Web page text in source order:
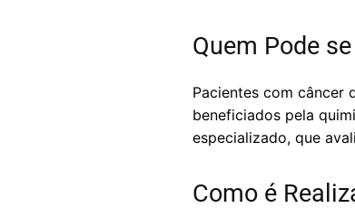
Quem Pode
Pacientes com câncer
beneficiados pela
especializado, que
Como é